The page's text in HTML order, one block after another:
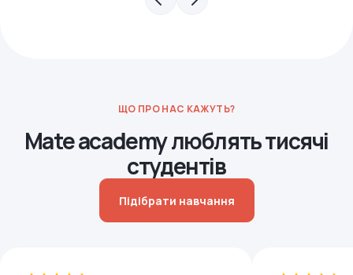
ЩО ПРО НАС КАЖУТЬ?
Mate academy люблять тисячі
студентів
Підібрати навчання